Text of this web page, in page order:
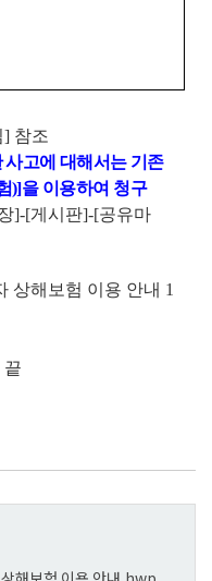
] 참조
사고에 대해서는 기존
)]을이용하여 청구
]-[게시판]-[공유마
상해보험 이용 안내 1